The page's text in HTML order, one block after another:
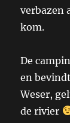
verbazen
kom.
De
en
Weser,
de rivier